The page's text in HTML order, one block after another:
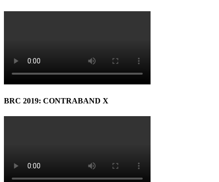
BRC 2019: CONTRABAND X